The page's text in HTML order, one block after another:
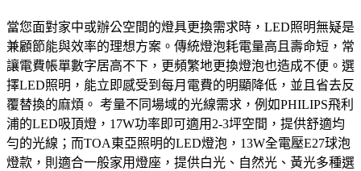
當您面對家中或辦公空間的燈具更換需求時，LED照明無疑是
兼顧節能與效率的理想方案。傳統燈泡耗電量高且壽命短，常
讓電費帳單數字居高不下，更頻繁地更換燈泡也造成不便。選
擇LED照明，能立即感受到每月電費的明顯降低，並且省去反
覆替換的麻煩。 考量不同場域的光線需求，例如PHILIPS飛利
浦的LED吸頂燈，17W功率即可適用2-3坪空間，提供舒適均
勻的光線；而TOA東亞照明的LED燈泡，13W全電壓E27球泡
燈款，則適合一般家用燈座，提供白光、自然光、黃光多種選